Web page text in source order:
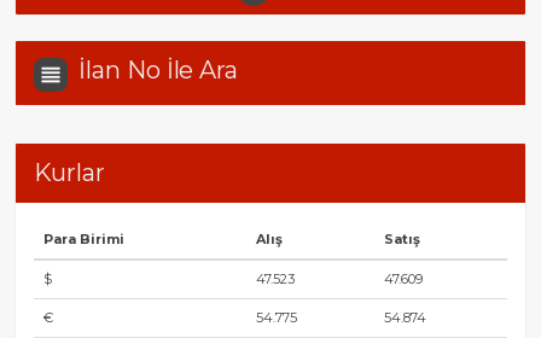
İlan No İle Ara
Kurlar
Para Birimi Alış Satış
$ 47.523 47.609
€ 54.775 54.874